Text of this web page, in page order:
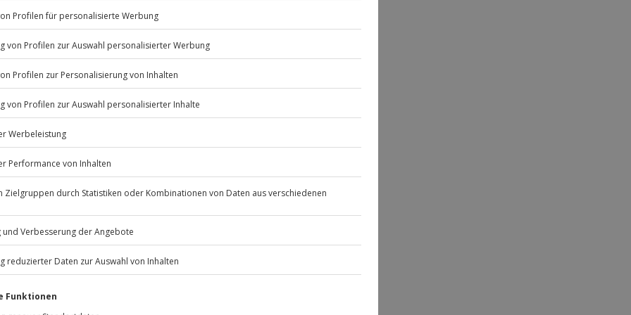
Uhr
bis 3 Jahre, bis 14
ab 25,00 € pro Nacht)
Listenansicht
© OpenStreetMaps
Jochen SchweizerGmbH
Mühldorfstraße 8
81671 München
außer an bundesweiten